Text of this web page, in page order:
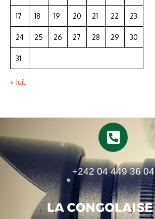
17 18 19 20 21 22 23
24 25 26 27 28 29 30
31
« Juil
+242 04 449 36 04